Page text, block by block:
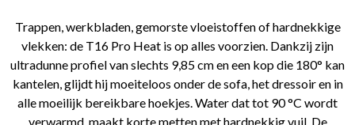
Trappen, werkbladen, gemorste vloeistoffen of hardnekkige
vlekken: de T16 Pro Heat is op alles voorzien. Dankzij zijn
ultradunne profiel van slechts 9,85 cm en een kop die 180° kan
kantelen, glijdt hij moeiteloos onder de sofa, het dressoir en in
alle moeilijk bereikbare hoekjes. Water dat tot 90 °C wordt
verwarmd, maakt korte metten met hardnekkig vuil. De